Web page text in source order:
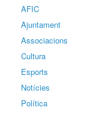
AFIC
Ajuntament
Associacions
Cultura
Esports
Notícies
Política